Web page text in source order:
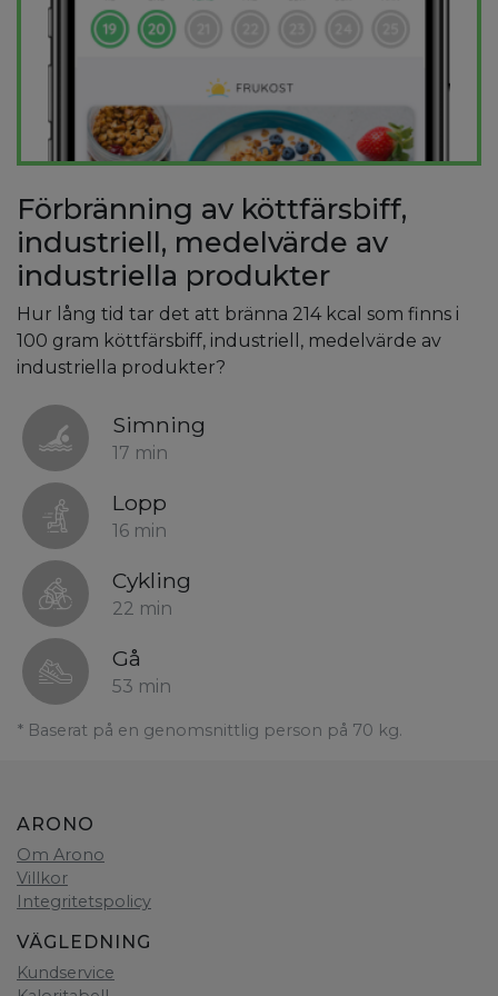
Förbränning av köttfärsbiff,
industriell, medelvärde av
industriella produkter
Hur lång tid tar det att bränna 214 kcal som finns i
100 gram köttfärsbiff, industriell, medelvärde av
industriella produkter?
Simning
17 min
Lopp
16 min
Cykling
22 min
Gå
53 min
* Baserat på en genomsnittlig person på 70 kg.
ARONO
Om Arono
Villkor
Integritetspolicy
VÄGLEDNING
Kundservice